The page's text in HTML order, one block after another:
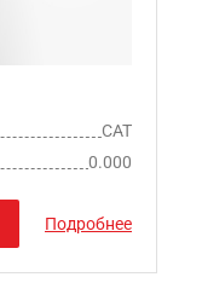
CAT
0.000
Подробнее